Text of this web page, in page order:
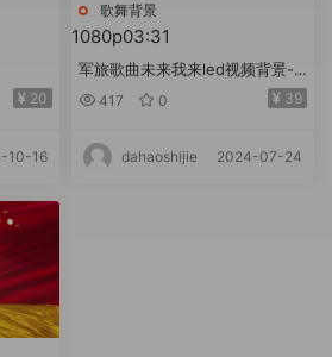
20
10-16
歌舞背景
1080p03:31
军旅歌曲未来我来led视频背景-
无词417 0 39
dahaoshijie 2024-07-24